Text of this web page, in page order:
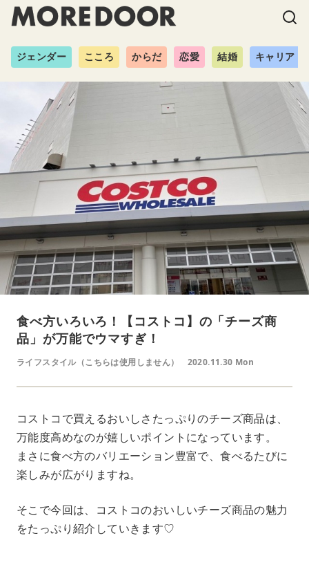
ジェンダー こころ からだ 恋愛 結婚 キャリア
食べ方いろいろ！【コストコ】の「チーズ商
品」が万能でウマすぎ！
ライフスタイル（こちらは使用しません） 2020.11.30 Mon
コストコで買えるおいしさたっぷりのチーズ商品は、
万能度高めなのが嬉しいポイントになっています。
まさに食べ方のバリエーション豊富で、食べるたびに
楽しみが広がりますね。
そこで今回は、コストコのおいしいチーズ商品の魅力
をたっぷり紹介していきます♡